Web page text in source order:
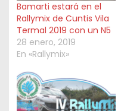
Bamarti estará en el
Rallymix de Cuntis Vila
Termal 2019 con un N5
28 enero, 2019
En «Rallymix»